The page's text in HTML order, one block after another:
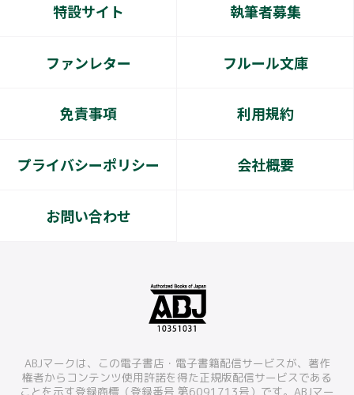
特設サイト 執筆者募集
ファンレター フルール文庫
免責事項 利用規約
プライバシーポリシー 会社概要
お問い合わせ
ABJマークは、この電子書店・電子書籍配信サービスが、著作
権者からコンテンツ使用許諾を得た正規版配信サービスである
ことを示す登録商標（登録番号 第6091713号）です。ABJマー